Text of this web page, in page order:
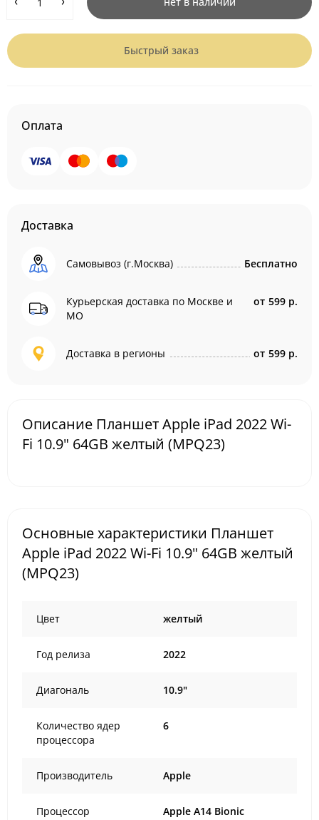
Быстрый заказ
Оплата
Доставка
Самовывоз (г.Москва) Бесплатно
Курьерская доставка по Москве и
МО
от 599 р.
Доставка в регионы от 599 р.
Описание Планшет Apple iPad 2022 Wi-
Fi 10.9" 64GB желтый (MPQ23)
Основные характеристики Планшет
Apple iPad 2022 Wi-Fi 10.9" 64GB желтый
(MPQ23)
Цвет желтый
Год релиза 2022
Диагональ 10.9"
Количество ядер
процессора
6
Производитель Apple
Процессор Apple A14 Bionic